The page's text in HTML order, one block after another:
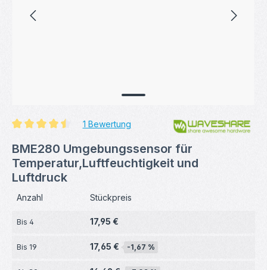
Durchschnittliche Bewertung von 4.5 von 5 Sternen
1 Bewertung
BME280 Umgebungssensor für
Temperatur,Luftfeuchtigkeit und
Luftdruck
Anzahl Stückpreis
Bis 4 17,95 €
Bis 19 17,65 € -1,67 %